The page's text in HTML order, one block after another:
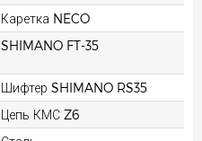
Каретка NECO
SHIMANO FT-35
Шифтер SHIMANO RS35
Цепь КМС Z6